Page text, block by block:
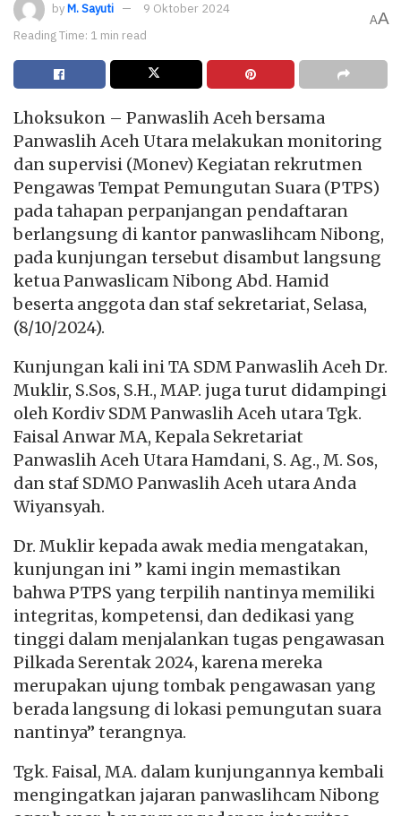
byM. Sayuti
9 Oktober 2024
Reading Time: 1 min read
AA
Lhoksukon – Panwaslih Aceh bersama
Panwaslih Aceh Utara melakukan monitoring
dan supervisi (Monev) Kegiatan rekrutmen
Pengawas Tempat Pemungutan Suara (PTPS)
pada tahapan perpanjangan pendaftaran
berlangsung di kantor panwaslihcam Nibong,
pada kunjungan tersebut disambut langsung
ketua Panwaslicam Nibong Abd. Hamid
beserta anggota dan staf sekretariat, Selasa,
(8/10/2024).
Kunjungan kali ini TA SDM Panwaslih Aceh Dr.
Muklir, S.Sos, S.H., MAP. juga turut didampingi
oleh Kordiv SDM Panwaslih Aceh utara Tgk.
Faisal Anwar MA, Kepala Sekretariat
Panwaslih Aceh Utara Hamdani, S. Ag., M. Sos,
dan staf SDMO Panwaslih Aceh utara Anda
Wiyansyah.
Dr. Muklir kepada awak media mengatakan,
kunjungan ini ” kami ingin memastikan
bahwa PTPS yang terpilih nantinya memiliki
integritas, kompetensi, dan dedikasi yang
tinggi dalam menjalankan tugas pengawasan
Pilkada Serentak 2024, karena mereka
merupakan ujung tombak pengawasan yang
berada langsung di lokasi pemungutan suara
nantinya” terangnya.
Tgk. Faisal, MA. dalam kunjungannya kembali
mengingatkan jajaran panwaslihcam Nibong